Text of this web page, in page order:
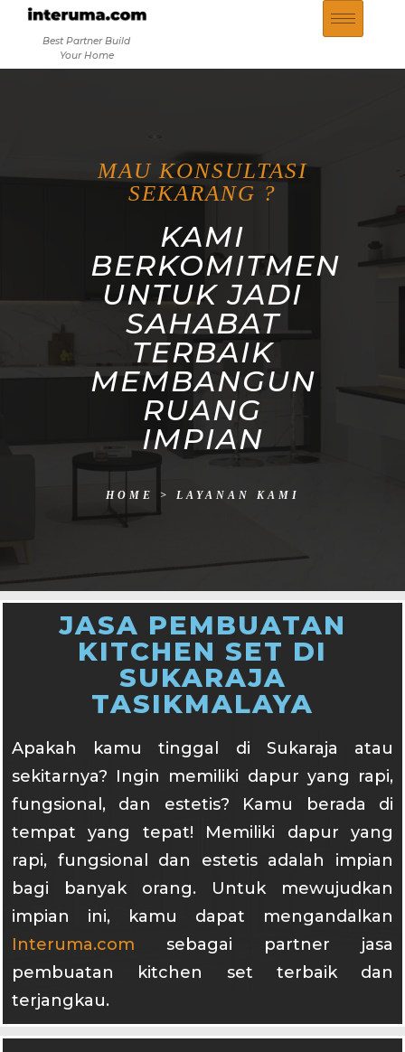
Best Partner Build
Your Home
MAU KONSULTASI
SEKARANG ?
KAMI
BERKOMITMEN
UNTUK JADI
SAHABAT
TERBAIK
MEMBANGUN
RUANG
IMPIAN
HOME > LAYANAN KAMI
JASA PEMBUATAN
KITCHEN SET DI
SUKARAJA
TASIKMALAYA
Apakah kamu tinggal di Sukaraja atau
sekitarnya? Ingin memiliki dapur yang rapi,
fungsional, dan estetis? Kamu berada di
tempat yang tepat! Memiliki dapur yang
rapi, fungsional dan estetis adalah impian
bagi banyak orang. Untuk mewujudkan
impian ini, kamu dapat mengandalkan
Interuma.com sebagai partner jasa
pembuatan kitchen set terbaik dan
terjangkau.